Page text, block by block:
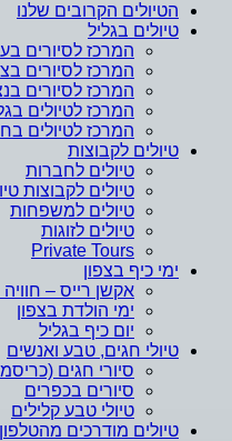
הטיולים הקרובים שלנו
טיולים בגליל
המרכז לסיורים
המרכז לסיורים
המרכז לסיורים
המרכז לטיולים
המרכז לטיולים
טיולים לקבוצות
טיולים לחברות
טיולים לקבוצות טיול
טיולים למשפחות
טיולים לזוגות
Private Tours
ימי כיף בצפון
אקשן רייס – חוויה
ימי הולדת בצפון
יום כיף בגליל
טיולי חגים, טבע ואנשים
סיורי חגים
סיורים בכפרים
טיולי טבע קלילים
טיולים מודרכים מהטלפון